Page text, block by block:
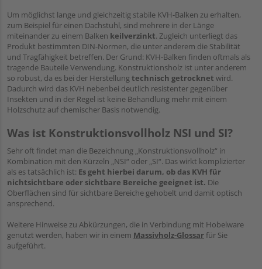
Um möglichst lange und gleichzeitig stabile KVH-Balken zu erhalten,
zum Beispiel für einen Dachstuhl, sind mehrere in der Länge
miteinander zu einem Balken keilverzinkt. Zugleich unterliegt das
Produkt bestimmten DIN-Normen, die unter anderem die Stabilität
und Tragfähigkeit betreffen. Der Grund: KVH-Balken finden oftmals als
tragende Bauteile Verwendung. Konstruktionsholz ist unter anderem
so robust, da es bei der Herstellung technisch getrocknet wird.
Dadurch wird das KVH nebenbei deutlich resistenter gegenüber
Insekten und in der Regel ist keine Behandlung mehr mit einem
Holzschutz auf chemischer Basis notwendig.
Was ist Konstruktionsvollholz NSI und SI?
Sehr oft findet man die Bezeichnung „Konstruktionsvollholz“ in
Kombination mit den Kürzeln „NSI“ oder „SI“. Das wirkt komplizierter
als es tatsächlich ist: Es geht hierbei darum, ob das KVH für
nichtsichtbare oder sichtbare Bereiche geeignet ist. Die
Oberflächen sind für sichtbare Bereiche gehobelt und damit optisch
ansprechend.
Weitere Hinweise zu Abkürzungen, die in Verbindung mit Hobelware
genutzt werden, haben wir in einem Massivholz-Glossarfür Sie
aufgeführt.